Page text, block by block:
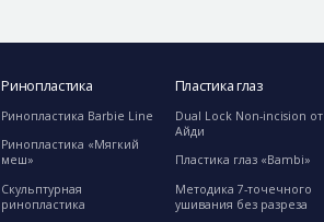
Ринопластика
Ринопластика Barbie Line
Риноплаcтика «Мягкий
меш»
Скульптурная
ринопластика
Пластика глаз
Dual Lock Non-incision от
Айди
Пластика глаз «Bambi»
Методика 7-точечного
ушивания без разреза